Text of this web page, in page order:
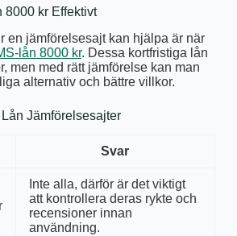
8000 kr Effektivt
en jämförelsesajt kan hjälpa är när
lån 8000 kr. Dessa kortfristiga lån
men med rätt jämförelse kan man
alternativ och bättre villkor.
Jämförelsesajter
Svar
Inte alla, därför är det viktigt
att kontrollera deras rykte och
recensioner innan
användning.